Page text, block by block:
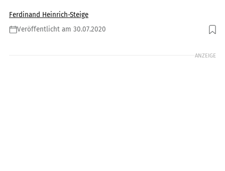
Ferdinand Heinrich-Steige
Veröffentlicht am 30.07.2020
Foto: Podcast MOTORRAD RIDE Folge 4
ANZEIGE